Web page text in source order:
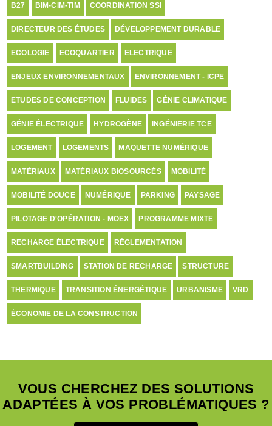
B27 BIM-CIM-TIM COORDINATION SSI
DIRECTEUR DES ÉTUDES DÉVELOPPEMENT DURABLE
ECOLOGIE ECOQUARTIER ELECTRIQUE
ENJEUX ENVIRONNEMENTAUX ENVIRONNEMENT - ICPE
ETUDES DE CONCEPTION FLUIDES GÉNIE CLIMATIQUE
GÉNIE ÉLECTRIQUE HYDROGÈNE INGÉNIERIE TCE
LOGEMENT LOGEMENTS MAQUETTE NUMÉRIQUE
MATÉRIAUX MATÉRIAUX BIOSOURCÉS MOBILITÉ
MOBILITÉ DOUCE NUMÉRIQUE PARKING PAYSAGE
PILOTAGE D'OPÉRATION - MOEX PROGRAMME MIXTE
RECHARGE ÉLECTRIQUE RÉGLEMENTATION
SMARTBUILDING STATION DE RECHARGE STRUCTURE
THERMIQUE TRANSITION ÉNERGÉTIQUE URBANISME VRD
ÉCONOMIE DE LA CONSTRUCTION
VOUS CHERCHEZ DES SOLUTIONS
ADAPTÉES À VOS PROBLÉMATIQUES ?